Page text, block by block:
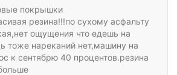
покрышки
резина!!!по сухому асфальту
ощущения что едешь на
тоже нареканий нет,машину на
к сентябрю 40 процентов.резина